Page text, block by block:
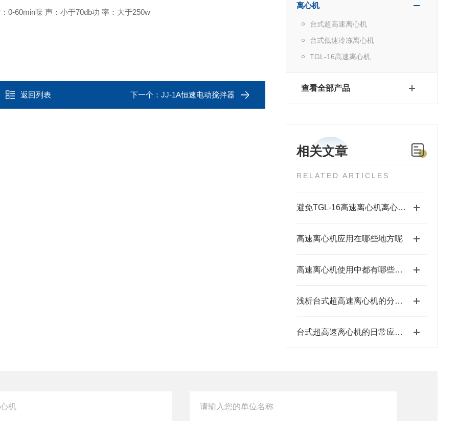
离心机
台式超高速离心机
台式低速冷冻离心机
TGL-16高速离心机
查看全部产品
相关文章
RELATED ARTICLES
避免TGL-16高速离心机离心过程样本污染的关键措施
高速离心机应用在哪些地方呢
高速离心机使用中都有哪些需要注意的问题呢
浅析台式超高速离心机的分离方法
台式超高速离心机的日常应保养
0-60min噪 声：小于70db功 率：大于250w
返回列表 下一个： JJ-1A恒速电动搅拌器